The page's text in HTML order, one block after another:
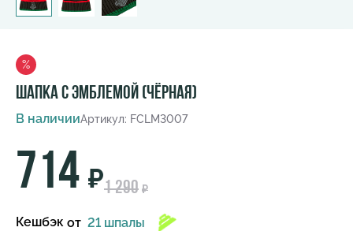
%
Шапка с эмблемой (чёрная)
В наличииАртикул: FCLM3007
714 ₽1 290 ₽
Кешбэк от 21 шпалы